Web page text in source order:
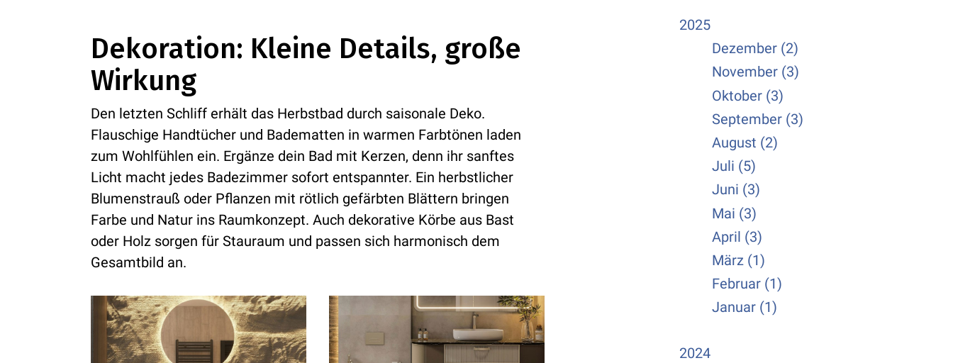
Dekoration: Kleine Details, große
Wirkung
Den letzten Schliff erhält das Herbstbad durch saisonale Deko.
Flauschige Handtücher und Badematten in warmen Farbtönen laden
zum Wohlfühlen ein. Ergänze dein Bad mit Kerzen, denn ihr sanftes
Licht macht jedes Badezimmer sofort entspannter. Ein herbstlicher
Blumenstrauß oder Pflanzen mit rötlich gefärbten Blättern bringen
Farbe und Natur ins Raumkonzept. Auch dekorative Körbe aus Bast
oder Holz sorgen für Stauraum und passen sich harmonisch dem
Gesamtbild an.
2025
Dezember (2)
November (3)
Oktober (3)
September (3)
August (2)
Juli (5)
Juni (3)
Mai (3)
April (3)
März (1)
Februar (1)
Januar (1)
2024